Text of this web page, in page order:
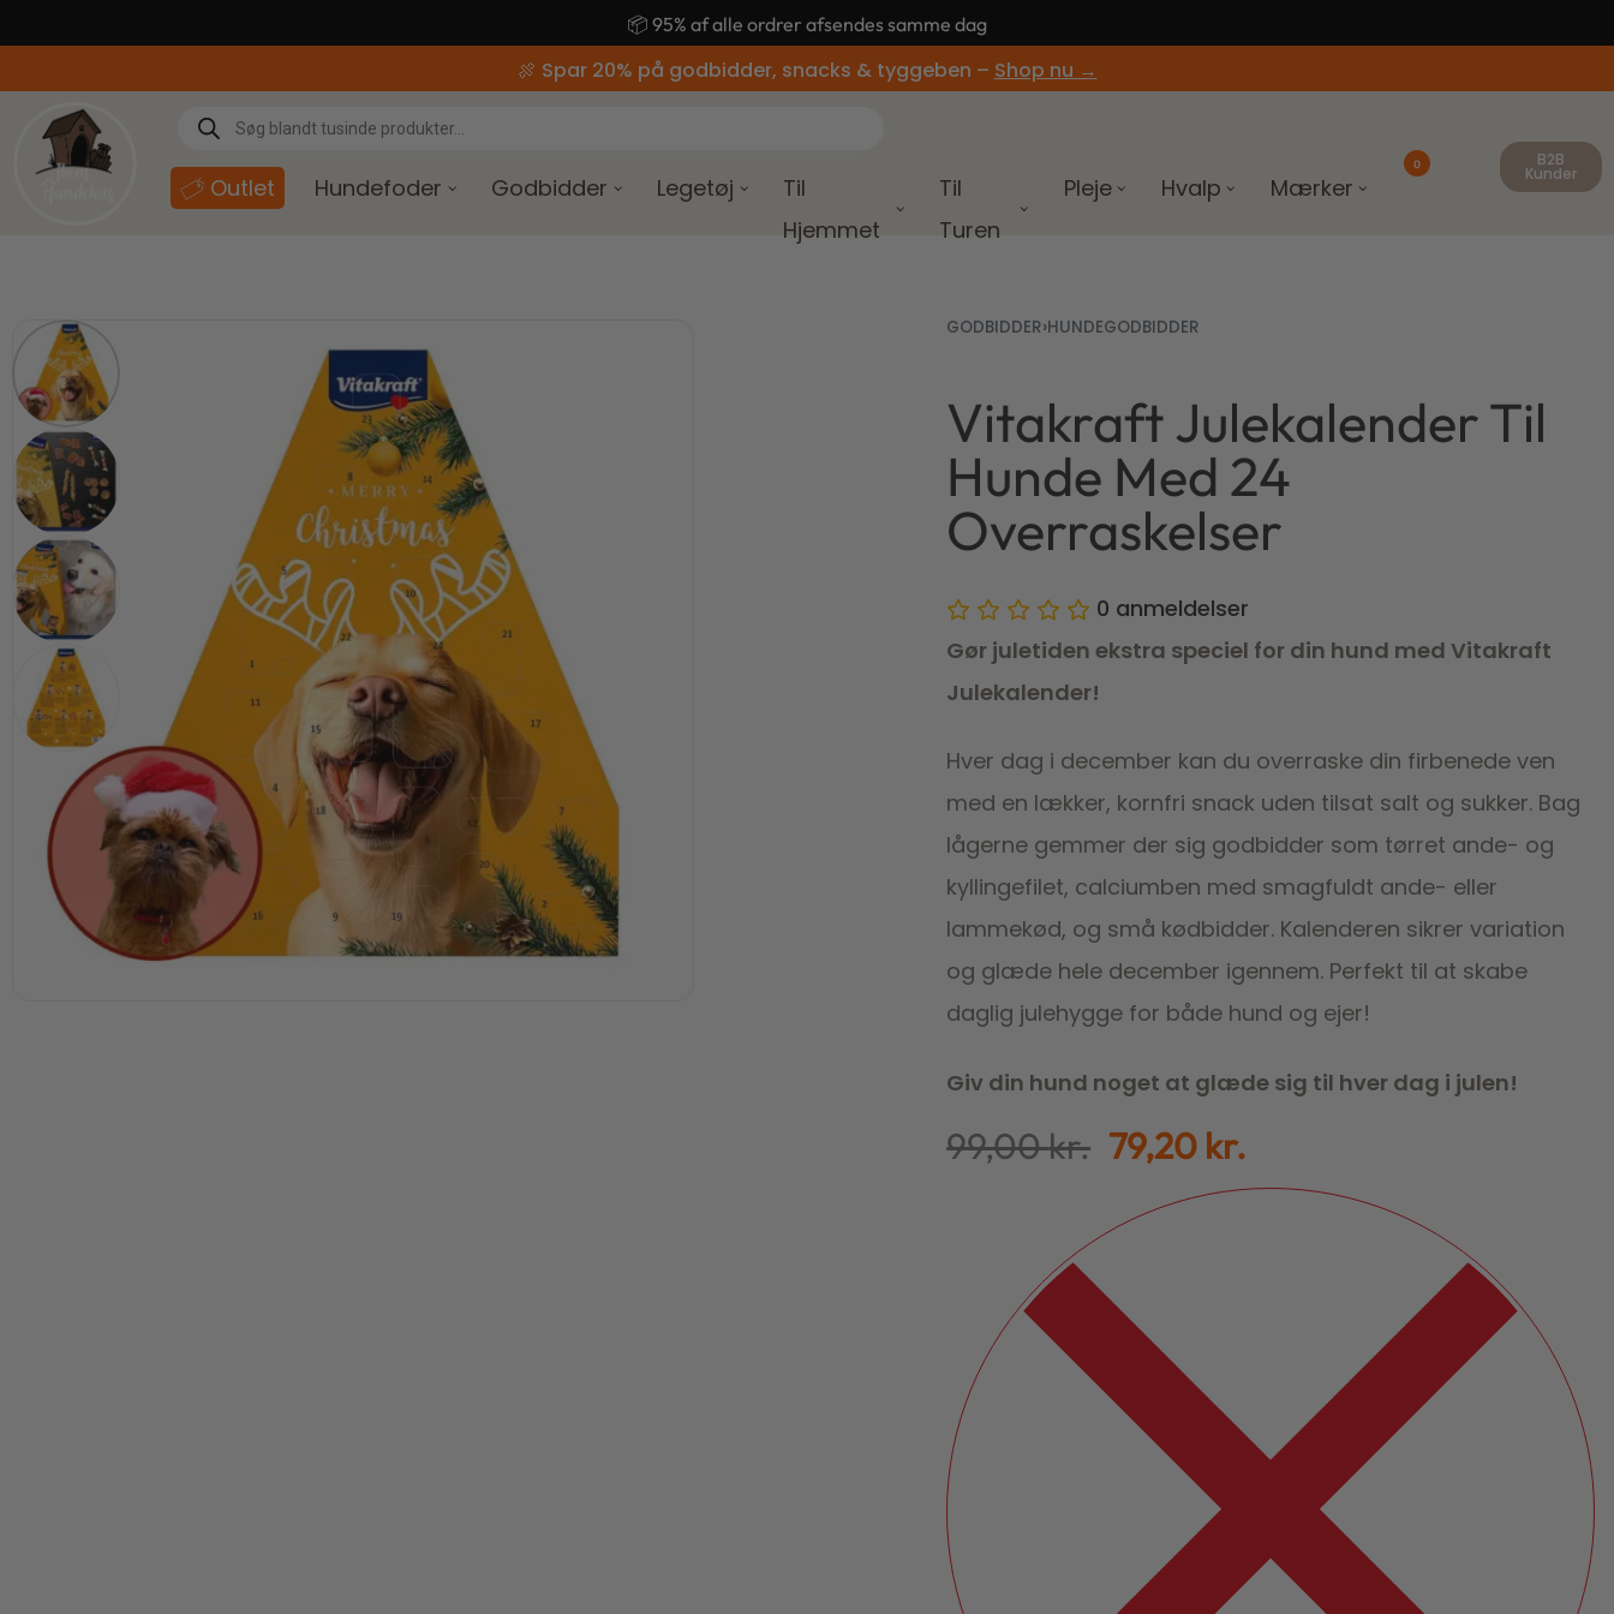
🚚 Gratis fragt ved køb over 499,-
🍖 Spar 20% på godbidder, snacks & tyggeben – Shop nu →
Outlet Hundefoder Godbidder Legetøj
Til
Hjemmet
Til
Turen
Pleje Hvalp Mærker
0 B2B
Kunder
GODBIDDER›HUNDEGODBIDDER
35,00 kr.28,00kr.
Vitakraft Julekalender Til
Hunde Med 24
Overraskelser
0 anmeldelser
Gør juletiden ekstra speciel for din hund med Vitakraft
Julekalender!
Hver dag i december kan du overraske din firbenede ven
med en lækker, kornfri snack uden tilsat salt og sukker. Bag
lågerne gemmer der sig godbidder som tørret ande- og
kyllingefilet, calciumben med smagfuldt ande- eller
lammekød, og små kødbidder. Kalenderen sikrer variation
og glæde hele december igennem. Perfekt til at skabe
daglig julehygge for både hund og ejer!
Giv din hund noget at glæde sig til hver dag i julen!
99,00kr. 79,20 kr.